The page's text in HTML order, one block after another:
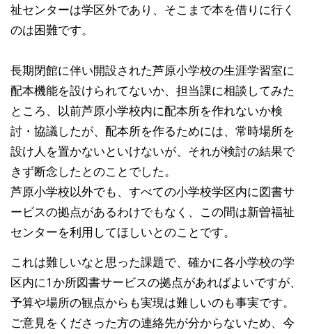
祉センターは学区外であり、そこまで本を借りに行く
のは困難です。
長期閉館に伴い開設された芦原小学校の生涯学習室に
配本機能を設けられてないか、担当課に相談してみた
ところ、 以前芦原小学校内に配本所を作れないか検
討・協議したが、配本所を作るためには、常時場所を
設け人を置かないといけないが、それが検討の結果で
きず断念したとのことでした。
芦原小学校以外でも、すべての小学校学区内に図書サ
ービスの拠点があるわけでもなく、この間は新曽福祉
センターを利用してほしいとのことです。
これは難しいなと思った課題で、確かに各小学校の学
区内に1か所図書サービスの拠点があればよいですが、
予算や場所の観点からも実現は難しいのも事実です。
ご意見をくださった方の連絡先が分からないため、今